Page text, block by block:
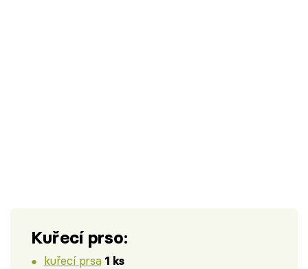
Kuřecí prso:
kuřecí prsa 1 ks